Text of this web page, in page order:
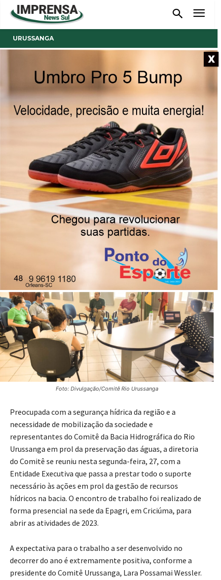
URUSSANGA
Comitê Urussanga inicia
trabalhos de 2023 com nova
Entidade Executiva
Primeira reunião da diretoria do Comitê com equipe
vinculada à Unesc, que assume o papel de suporte,
aconteceu nesta segunda-feira, 27
01/03/2023
Foto: Divulgação/Comitê Rio Urussanga
Preocupada com a segurança hídrica da região e a
necessidade de mobilização da sociedade e
representantes do Comitê da Bacia Hidrográfica do Rio
Urussanga em prol da preservação das águas, a diretoria
do Comitê se reuniu nesta segunda-feira, 27, com a
Entidade Executiva que passa a prestar todo o suporte
necessário às ações em prol da gestão de recursos
hídricos na bacia. O encontro de trabalho foi realizado de
forma presencial na sede da Epagri, em Criciúma, para
abrir as atividades de 2023.
A expectativa para o trabalho a ser desenvolvido no
decorrer do ano é extremamente positiva, conforme a
presidente do Comitê Urussanga, Lara Possamai Wessler.
X